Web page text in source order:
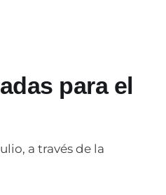
para el
a través de la